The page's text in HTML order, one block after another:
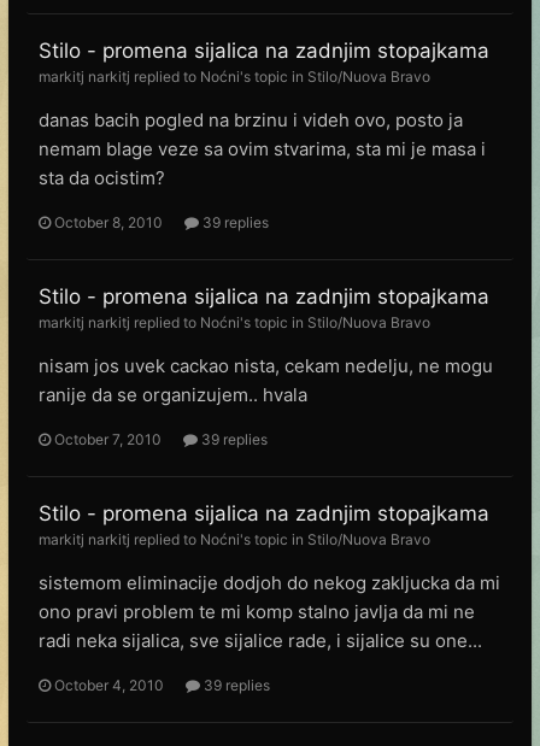
Stilo - promena sijalica na zadnjim stopajkama
markitj narkitj replied to Noćni's topic in Stilo/Nuova Bravo
danas bacih pogled na brzinu i videh ovo, posto ja
nemam blage veze sa ovim stvarima, sta mi je masa i
sta da ocistim?
October 8, 2010 39 replies
Stilo - promena sijalica na zadnjim stopajkama
markitj narkitj replied to Noćni's topic in Stilo/Nuova Bravo
nisam jos uvek cackao nista, cekam nedelju, ne mogu
ranije da se organizujem.. hvala
October 7, 2010 39 replies
Stilo - promena sijalica na zadnjim stopajkama
markitj narkitj replied to Noćni's topic in Stilo/Nuova Bravo
sistemom eliminacije dodjoh do nekog zakljucka da mi
ono pravi problem te mi komp stalno javlja da mi ne
radi neka sijalica, sve sijalice rade, i sijalice su one...
October 4, 2010 39 replies